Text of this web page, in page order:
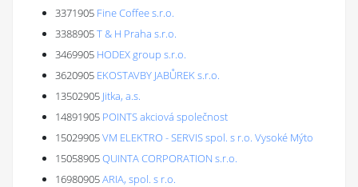
3371905 Fine Coffee s.r.o.
3388905T & H Praha s.r.o.
3469905 HODEX group s.r.o.
3620905 EKOSTAVBY JABŮREK s.r.o.
13502905 Jitka, a.s.
14891905 POINTS akciová společnost
15029905VM ELEKTRO - SERVIS spol. s r.o. Vysoké Mýto
15058905QUINTA CORPORATION s.r.o.
16980905ARIA, spol. s r.o.